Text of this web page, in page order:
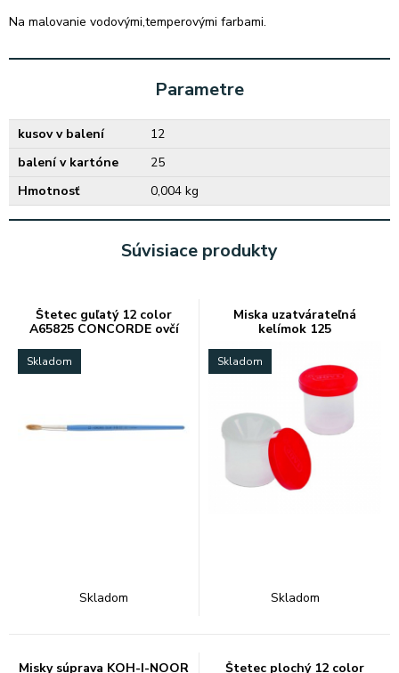
Na malovanie vodovými,temperovými farbami.
Parametre
kusov v balení
12
balení v kartóne
25
Hmotnosť
0,004 kg
Súvisiace produkty
Štetec guľatý 12 color
A65825 CONCORDE ovčí
Skladom
Skladom
Miska uzatvárateľná
kelímok 125
Skladom
Skladom
Misky súprava KOH-I-NOOR
Štetec plochý 12 color